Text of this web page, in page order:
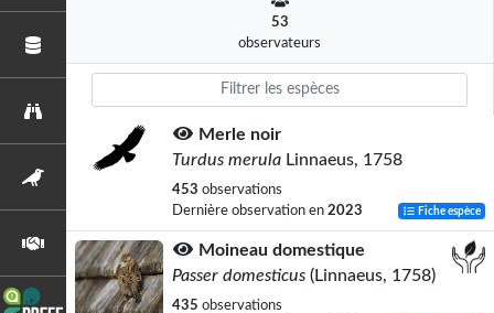
53
observateurs
Merle noir
Turdus merula Linnaeus, 1758
453 observations
Dernière observation en 2023 Fiche espèce
Moineau domestique
Passer domesticus (Linnaeus, 1758)
435 observations